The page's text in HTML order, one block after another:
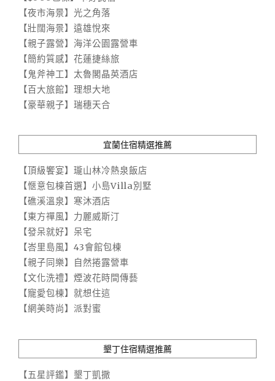
【夜市海景】光之角落
【壯闊海景】遠雄悅來
【親子露營】海洋公園露營車
【簡約質感】花蓮捷絲旅
【鬼斧神工】太魯閣晶英酒店
【百大旅館】理想大地
【豪華親子】瑞穗天合
宜蘭住宿精選推薦
【頂級饗宴】瓏山林冷熱泉飯店
【愜意包棟首選】小島Villa別墅
【礁溪溫泉】寒沐酒店
【東方禪風】力麗威斯汀
【發呆就好】呆宅
【峇里島風】43會館包棟
【親子同樂】自然捲露營車
【文化洗禮】煙波花時間傳藝
【寵愛包棟】就想住這
【網美時尚】派對蜜
墾丁住宿精選推薦
【五星評鑑】墾丁凱撒